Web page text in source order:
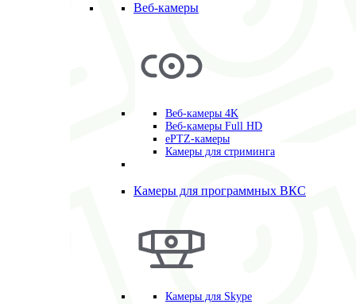
Веб-камеры
Веб-камеры 4K
Веб-камеры Full HD
ePTZ-камеры
Камеры для стриминга
Камеры для программных ВКС
Камеры для Skype